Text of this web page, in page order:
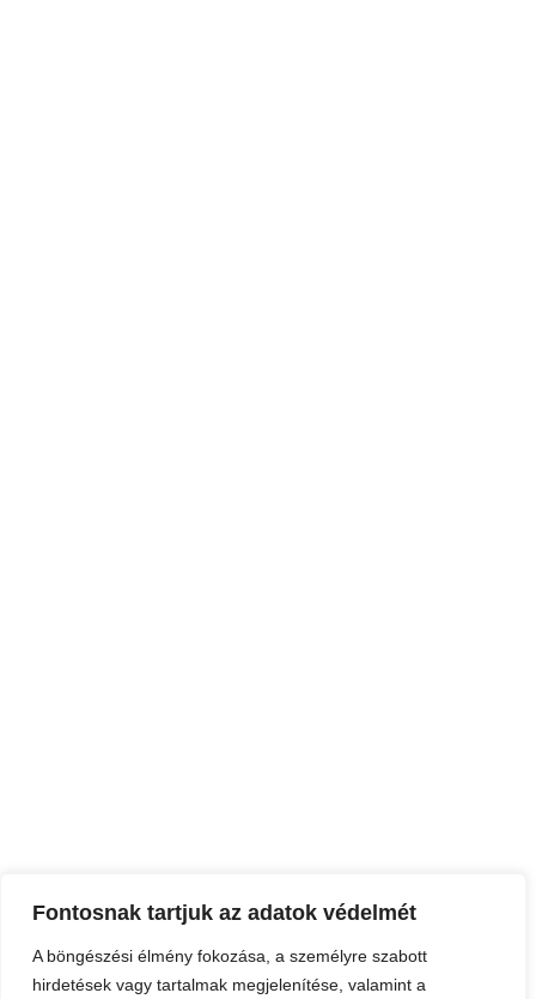
Fontosnak tartjuk az adatok védelmét
A böngészési élmény fokozása, a személyre szabott
hirdetések vagy tartalmak megjelenítése, valamint a